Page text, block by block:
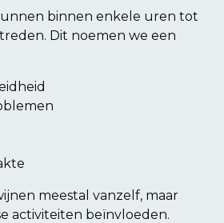
binnen enkele uren tot
Dit noemen we een
meestal vanzelf, maar
activiteiten beïnvloeden.